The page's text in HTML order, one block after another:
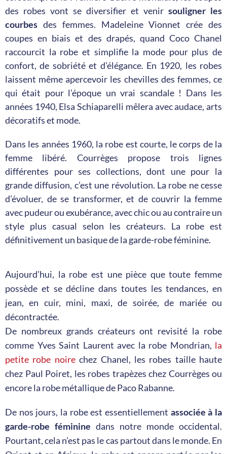
des robes vont se diversifier et venir souligner les
courbes des femmes. Madeleine Vionnet crée des
coupes en biais et des drapés, quand Coco Chanel
raccourcit la robe et simplifie la mode pour plus de
confort, de sobriété et d’élégance. En 1920, les robes
laissent même apercevoir les chevilles des femmes, ce
qui était pour l’époque un vrai scandale ! Dans les
années 1940, Elsa Schiaparelli mêlera avec audace, arts
décoratifs et mode.
Dans les années 1960, la robe est courte, le corps de la
femme libéré. Courrèges propose trois lignes
différentes pour ses collections, dont une pour la
grande diffusion, c’est une révolution. La robe ne cesse
d’évoluer, de se transformer, et de couvrir la femme
avec pudeur ou exubérance, avec chic ou au contraire un
style plus casual selon les créateurs. La robe est
définitivement un basique de la garde-robe féminine.
Aujourd’hui, la robe est une pièce que toute femme
possède et se décline dans toutes les tendances, en
jean, en cuir, mini, maxi, de soirée, de mariée ou
décontractée.
De nombreux grands créateurs ont revisité la robe
comme Yves Saint Laurent avec la robe Mondrian, la
petite robe noirechez Chanel, les robes taille haute
chez Paul Poiret, les robes trapèzes chez Courrèges ou
encore la robe métallique de Paco Rabanne.
De nos jours, la robe est essentiellement associée à la
garde-robe féminine dans notre monde occidental.
Pourtant, cela n’est pas le cas partout dans le monde. En